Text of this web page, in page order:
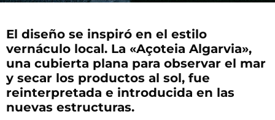
El diseño se inspiró en el estilo
vernáculo local. La «Açoteia Algarvia»,
una cubierta plana para observar el mar
y secar los productos al sol, fue
reinterpretada e introducida en las
nuevas estructuras.